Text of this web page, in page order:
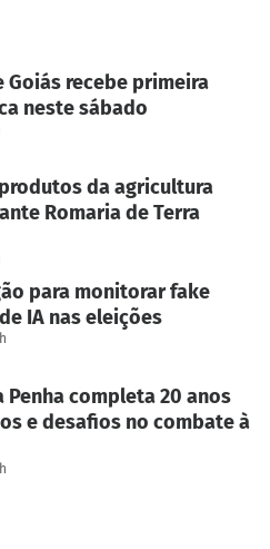
Goiás recebe primeira
neste sábado
da agricultura
Romaria de Terra
para monitorar fake
IA nas eleições
Penha completa 20 anos
e desafios no combate à